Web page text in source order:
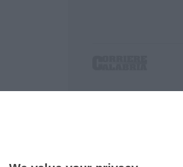
P.IVA. 03199620794,
Iscrizione tribunale di